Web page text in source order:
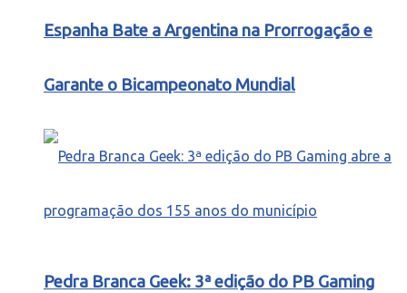
Espanha Bate a Argentina na Prorrogação e
Garante o Bicampeonato Mundial
Pedra Branca Geek: 3ª edição do PB Gaming